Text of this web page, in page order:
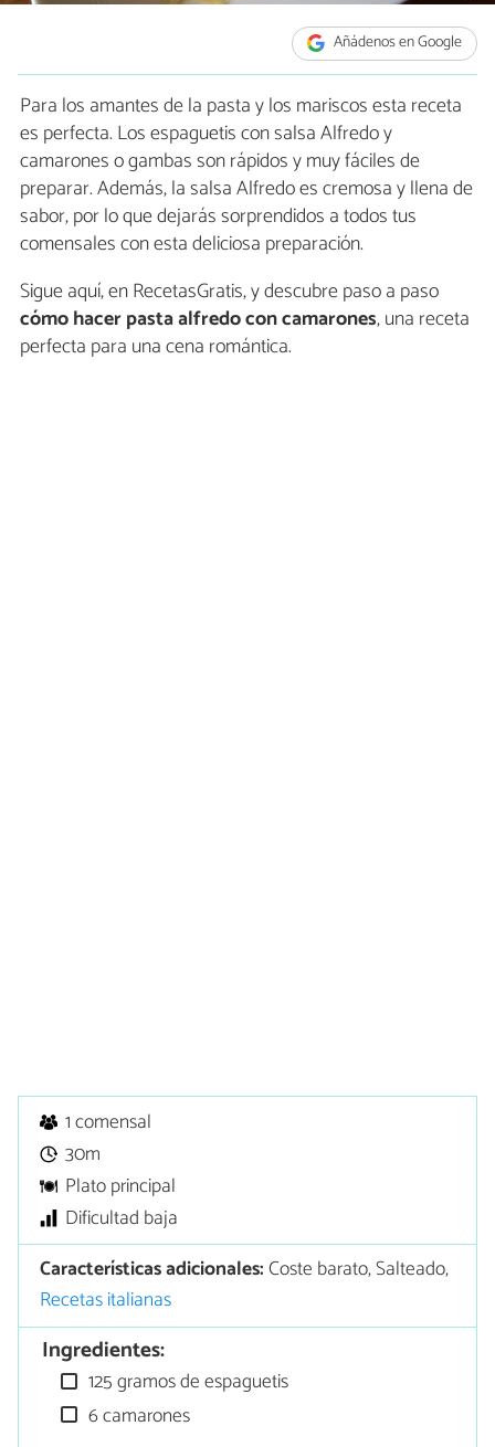
Añádenos en Google
Para los amantes de la pasta y los mariscos esta receta
es perfecta. Los espaguetis con salsa Alfredo y
camarones o gambas son rápidos y muy fáciles de
preparar. Además, la salsa Alfredo es cremosa y llena de
sabor, por lo que dejarás sorprendidos a todos tus
comensales con esta deliciosa preparación.
Sigue aquí, en RecetasGratis, y descubre paso a paso
cómo hacer pasta alfredo con camarones, una receta
perfecta para una cena romántica.
1 comensal
30m
Plato principal
Dificultad baja
Características adicionales:Coste barato, Salteado,
Recetas italianas
Ingredientes:
125 gramos de espaguetis
6 camarones